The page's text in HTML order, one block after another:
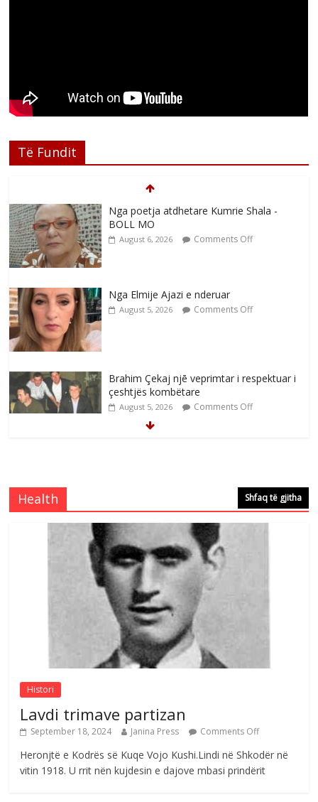
Të Fundit
Nga poetja atdhetare Kumrie Shala -
BOLL MO
August 6, 2026 Comments Off
Nga Elmije Ajazi e nderuar
August 5, 2026 Comments Off
Brahim Çekaj njē veprimtar i respektuar i
çeshtjës kombëtare
August 5, 2026 Comments Off
e invalidëve në Fushë Kosovë
Comments Off
Çlirimtari Agron Gërvalla me takime pune
në atdhe të shoqerisë Levizja
August 3, 2026 Comments Off
Postim me vlera nga artistja e mirëfilltë
Mimoza Gjoni
August 6, 2026 Comments Off
Health Shfaq të gjitha
Histori
Lavdi trimave partizan
September 18, 2024 Janina Press Comments Off
Heronjtë e Kodrës së Kuqe Vojo Kushi.Lindi në Shkodër në
vitin 1918. U rrit nën kujdesin e dajove mbasi prindërit